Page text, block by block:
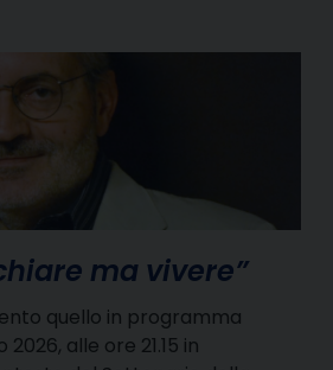
ma vivere”
quello in programma
alle ore 21.15 in